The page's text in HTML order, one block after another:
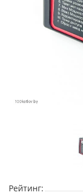
Рейтинг: